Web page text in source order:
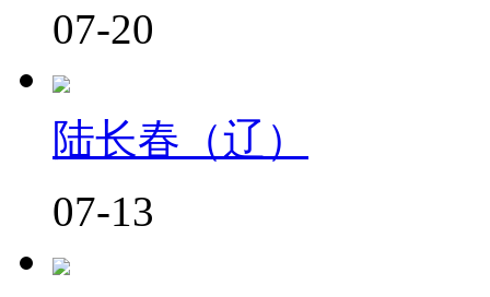
07-20
陆长春（辽）
07-13